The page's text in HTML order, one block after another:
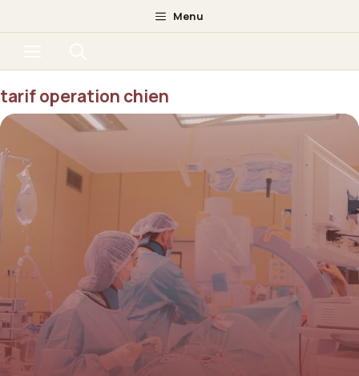
au
Menu
tarif operation chien